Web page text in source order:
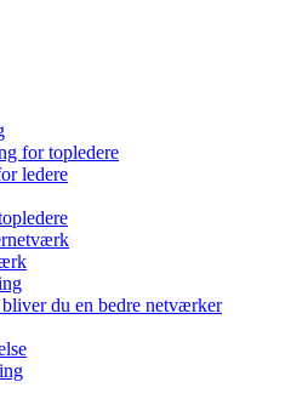
for topledere
ledere
du en bedre netværker